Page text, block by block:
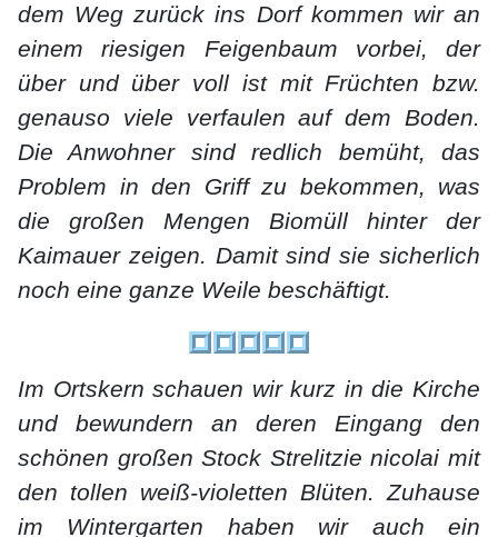
dem Weg zurück ins Dorf kommen wir an
einem riesigen Feigenbaum vorbei, der
über und über voll ist mit Früchten bzw.
genauso viele verfaulen auf dem Boden.
Die Anwohner sind redlich bemüht, das
Problem in den Griff zu bekommen, was
die großen Mengen Biomüll hinter der
Kaimauer zeigen. Damit sind sie sicherlich
noch eine ganze Weile beschäftigt.
Im Ortskern schauen wir kurz in die Kirche
und bewundern an deren Eingang den
schönen großen Stock Strelitzie nicolai mit
den tollen weiß-violetten Blüten. Zuhause
im Wintergarten haben wir auch ein